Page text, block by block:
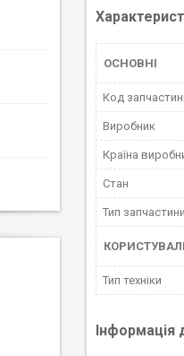
ОСНОВНІ
Код
Виробник
Країна
Стан
Тип запчастини
Тип техніки
Інформація